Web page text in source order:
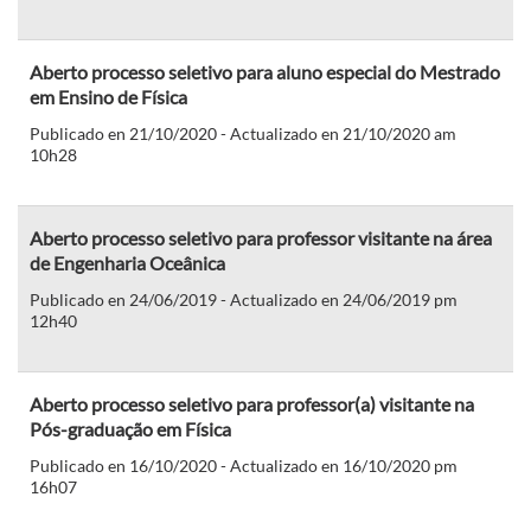
Aberto processo seletivo para aluno especial do Mestrado
em Ensino de Física
Publicado en 21/10/2020 - Actualizado en 21/10/2020 am
10h28
Aberto processo seletivo para professor visitante na área
de Engenharia Oceânica
Publicado en 24/06/2019 - Actualizado en 24/06/2019 pm
12h40
Aberto processo seletivo para professor(a) visitante na
Pós-graduação em Física
Publicado en 16/10/2020 - Actualizado en 16/10/2020 pm
16h07